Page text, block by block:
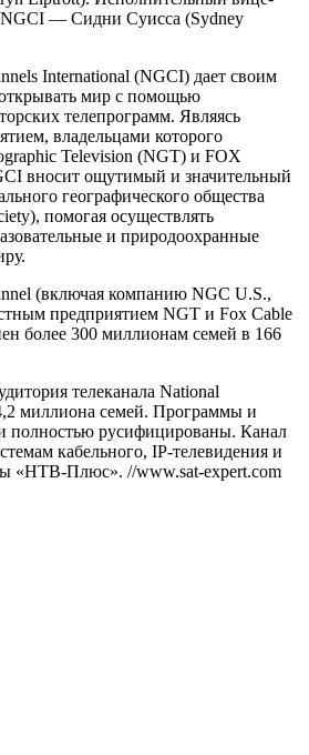
NGCI — Сидни Суисса (Sydney
International (NGCI) дает своим
мир с помощью
телепрограмм. Являясь
владельцами которого
Television (NGT) и FOX
вносит ощутимый и значительный
географического общества
помогая осуществлять
и природоохранные
(включая компанию NGC U.S.,
предприятием NGT и Fox Cable
более 300 миллионам семей в 166
телеканала National
миллиона семей. Программы и
полностью русифицированы. Канал
кабельного, IP-телевидения и
«НТВ-Плюс». //www.sat-expert.com